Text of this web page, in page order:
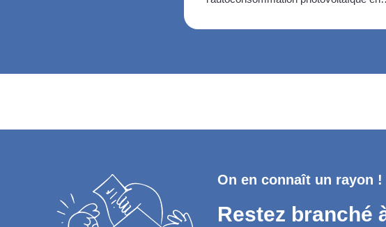
On en connaît un rayon !
Restez branché